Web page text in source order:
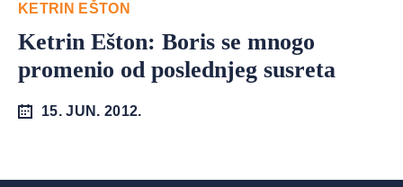
KETRIN EŠTON
Ketrin Ešton: Boris se mnogo
promenio od poslednjeg susreta
15. JUN. 2012.